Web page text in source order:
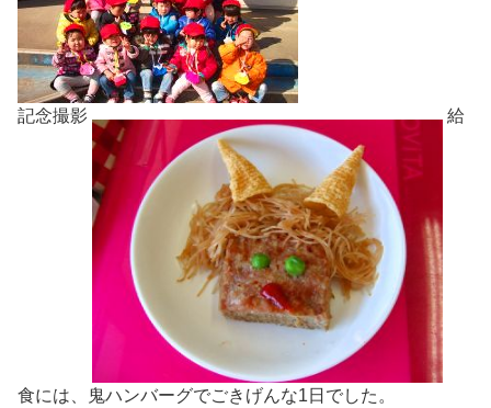
記念撮影 給
食には、鬼ハンバーグでごきげんな1日でした。